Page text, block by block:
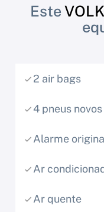
Este
2 air bags
4 pneus novos
Alarme
Ar
Ar quente